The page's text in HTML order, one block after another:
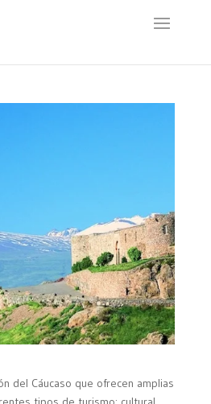
del Cáucaso que ofrecen amplias